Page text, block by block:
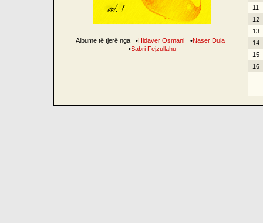
Albume të tjerë nga •Hidaver Osmani •Naser Dula
•Sabri Fejzullahu
11
12
13
14
15
16